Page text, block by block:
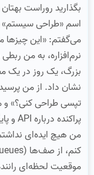
بگذارید روراست
اسم «طراحی سیستم»
می‌گفتم: «این چیزها
نرم‌افزاره، به من
بزرگ، یک روز در
نشان داد. از من
تپسی طراحی کنی؟»
من هیچ ایده‌ای
موقعیت لحظه‌ای